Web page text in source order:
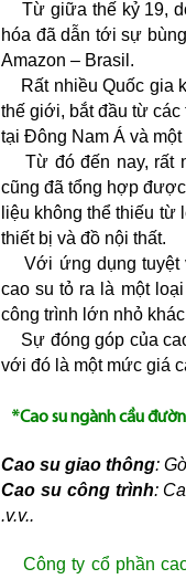
Từ giữa thế kỷ 19,
hóa đã dẫn tới sự
Amazon – Brasil.
Rất nhiều Quốc gia
thế giới, bắt đầu từ các
tại Đông Nam Á và
Từ đó đến nay, rất
cũng đã tổng hợp
liệu không thể thiếu từ
thiết bị và đồ nội thất.
Với ứng dụng tuyệt
cao su tỏ ra là một
công trình lớn nhỏ
Sự đóng góp của
với đó là một mức giá
*Cao su ngành cầu
Cao su giao thông:
Cao su công trình:
.v.v..
Công ty cổ phần